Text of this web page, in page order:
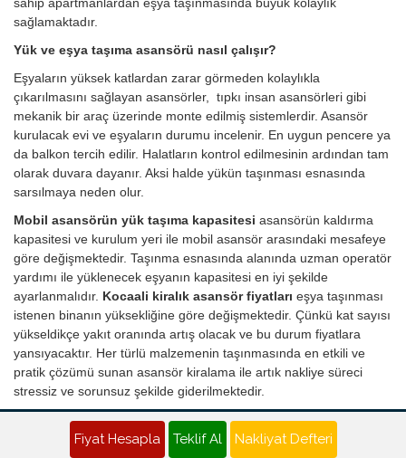
sağlamaktadır.
Yük ve eşya taşıma asansörü nasıl çalışır?
Eşyaların yüksek katlardan zarar görmeden kolaylıkla
çıkarılmasını sağlayan asansörler, tıpkı insan asansörleri gibi
mekanik bir araç üzerinde monte edilmiş sistemlerdir. Asansör
kurulacak evi ve eşyaların durumu incelenir. En uygun pencere ya
da balkon tercih edilir. Halatların kontrol edilmesinin ardından tam
olarak duvara dayanır. Aksi halde yükün taşınması esnasında
sarsılmaya neden olur.
Mobil asansörün yük taşıma kapasitesi asansörün kaldırma
kapasitesi ve kurulum yeri ile mobil asansör arasındaki mesafeye
göre değişmektedir. Taşınma esnasında alanında uzman operatör
yardımı ile yüklenecek eşyanın kapasitesi en iyi şekilde
ayarlanmalıdır. Kocaali kiralık asansör fiyatları eşya taşınması
istenen binanın yüksekliğine göre değişmektedir. Çünkü kat sayısı
yükseldikçe yakıt oranında artış olacak ve bu durum fiyatlara
yansıyacaktır. Her türlü malzemenin taşınmasında en etkili ve
pratik çözümü sunan asansör kiralama ile artık nakliye süreci
stressiz ve sorunsuz şekilde giderilmektedir.
Kocaali Nakliyat Teklifi - Evden Eve Nakliye Fiyatı Al
Fiyat Hesapla Teklif Al Nakliyat Defteri